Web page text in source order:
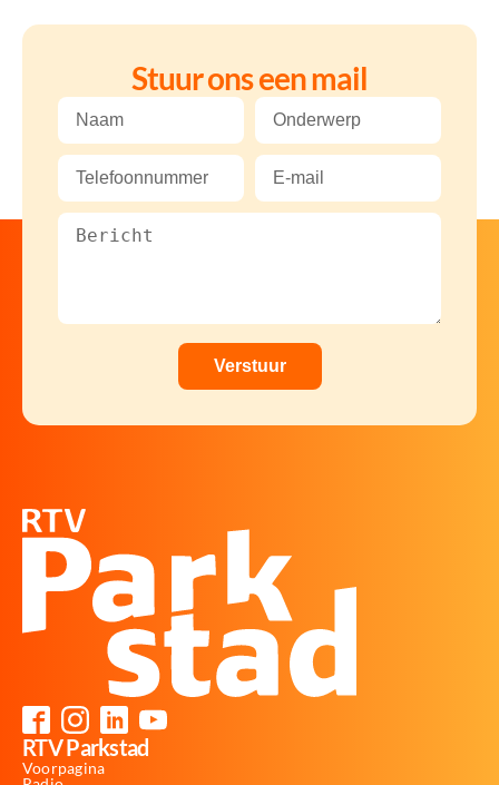
Stuur ons een mail
RTV Parkstad
Voorpagina